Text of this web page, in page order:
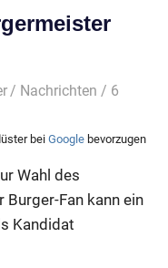
Nachrichten / 6
beiGoogle bevorzugen
Wahl des
Burger-Fan kann ein
Kandidat